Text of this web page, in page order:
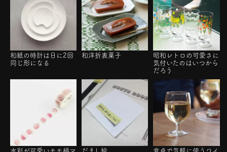
和紙の時計は日に2回
同じ形になる
和洋折衷菓子
昭和レトロの可愛さに
気付いたのはいつから
だろう
水彩が可愛いモモ柄マ だまし絵 食卓で気軽に使うワイ